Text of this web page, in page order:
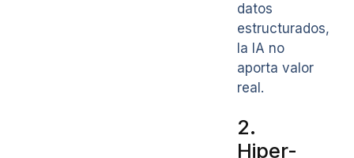
datos
estructurados,
la IA no
aporta valor
real.
2.
Hiper-